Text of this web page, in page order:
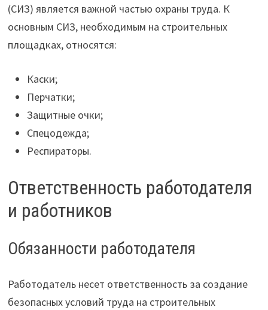
(СИЗ) является важной частью охраны труда. К
основным СИЗ, необходимым на строительных
площадках, относятся:
Каски;
Перчатки;
Защитные очки;
Спецодежда;
Респираторы.
Ответственность работодателя
и работников
Обязанности работодателя
Работодатель несет ответственность за создание
безопасных условий труда на строительных